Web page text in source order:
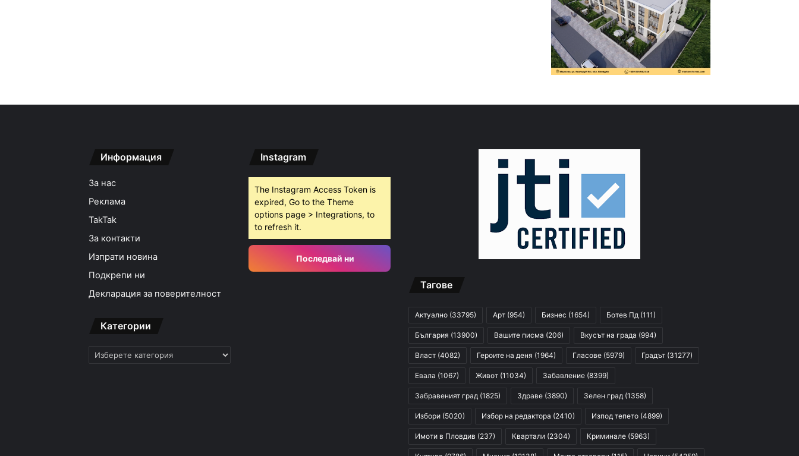
Информация
За нас
Реклама
TakTak
За контакти
Изпрати новина
Подкрепи ни
Декларация за поверителност
Категории
Категории
Instagram
The Instagram Access Token is
expired, Go to the Theme
options page > Integrations, to
to refresh it.
Последвай ни
Тагове
Актуално (33795) Арт (954) Бизнес (1654) Ботев Пд (111)
България (13900) Вашите писма (206) Вкусът на града (994)
Власт (4082) Героите на деня (1964) Гласове (5979) Градът (31277)
Евала (1067) Живот (11034) Забавление (8399)
Забравеният град (1825) Здраве (3890) Зелен град (1358)
Избори (5020) Избор на редактора (2410) Изпод тепето (4899)
Имоти в Пловдив (237) Квартали (2304) Криминале (5963)